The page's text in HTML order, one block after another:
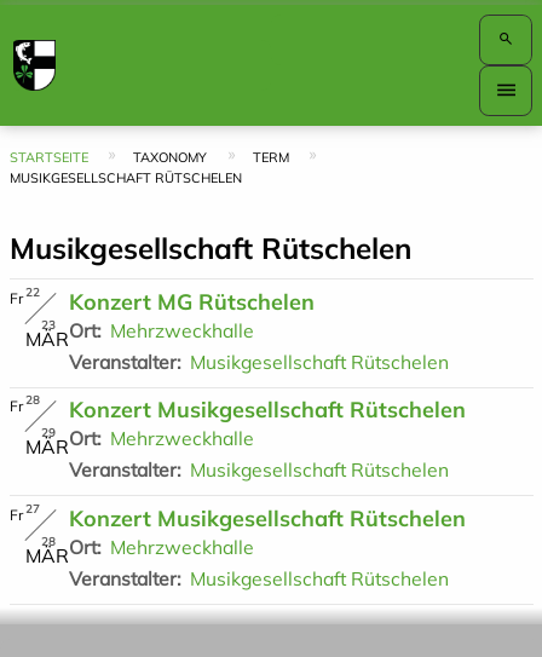
search
Bar
menu
Pfadnavigation
STARTSEITE TAXONOMY
TERM
MUSIKGESELLSCHAFT RÜTSCHELEN
Musikgesellschaft Rütschelen
Fr 22
23
MÄR
Konzert MG Rütschelen
Ort
Mehrzweckhalle
Veranstalter
Musikgesellschaft Rütschelen
Fr 28
29
MÄR
Konzert Musikgesellschaft Rütschelen
Ort
Mehrzweckhalle
Veranstalter
Musikgesellschaft Rütschelen
Fr 27
28
MÄR
Konzert Musikgesellschaft Rütschelen
Ort
Mehrzweckhalle
Veranstalter
Musikgesellschaft Rütschelen